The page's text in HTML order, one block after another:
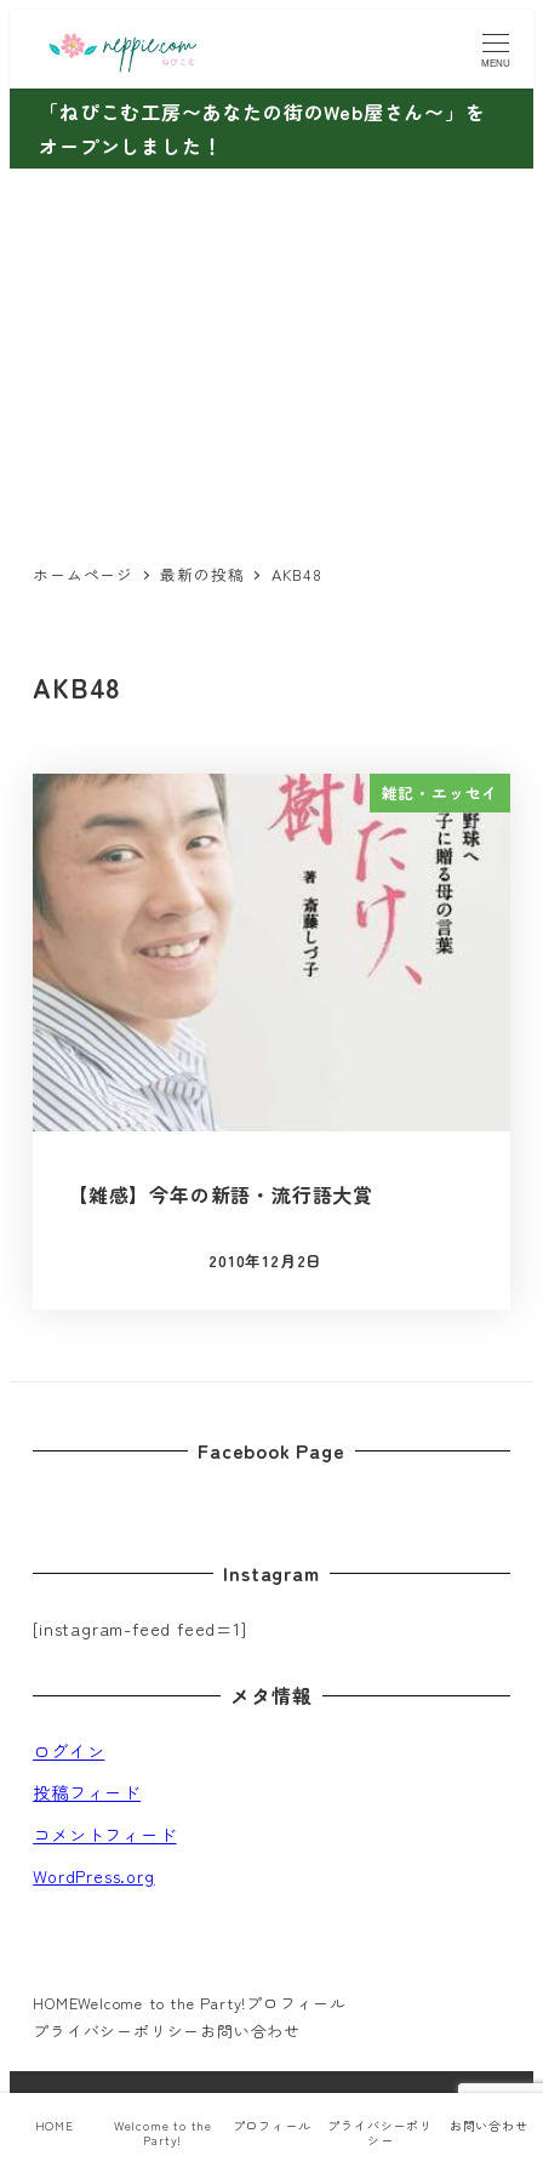
ン
ン
MENU
「ねぴこむ工房〜あなたの街のWeb屋さん〜」を
オープンしました！
ホームページ 最新の投稿 AKB48
AKB48
雑記・エッセイ
【雑感】今年の新語・流行語大賞
投稿日
2010年12月2日
Facebook Page
Instagram
[instagram-feed feed=1]
メタ情報
ログイン
投稿フィード
コメントフィード
WordPress.org
HOMEWelcome to the Party! プロフィール
プライバシーポリシー お問い合わせ
© neppie.com All rights reserved.
HOME
Welcome to the
Party!
プロフィール
プライバシーポリ
シー
お問い合わせ